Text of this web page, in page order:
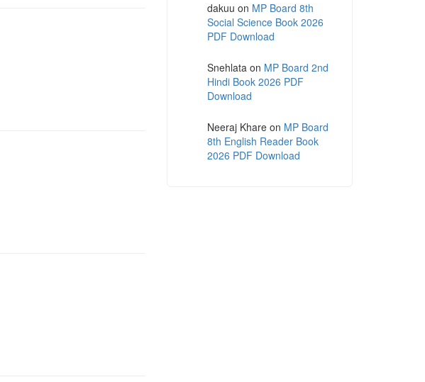
dakuu on MP Board 8th
Social Science Book 2026
PDF Download
Snehlataon MP Board 2nd
Hindi Book 2026 PDF
Download
Neeraj Khareon MP Board
8th English Reader Book
2026 PDF Download